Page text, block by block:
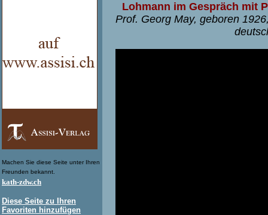
Machen Sie diese Seite unter Ihren
Freunden bekannt.
kath-zdw.ch
Diese Seite zu Ihren
Favoriten hinzufügen
Lohmann im Gespräch mit
Prof. Georg May, geboren